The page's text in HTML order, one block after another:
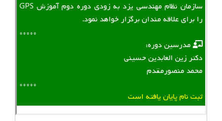
سازمان نظام مهندسی یزد به زودی دوره دوم آموزش GPS
را برای علاقه مندان برگزار خواهد نمود.
*****
‌ ‌ مدرسین دوره:
دکتر زین العابدین حسینی
محمد منصورمقدم
*****
ثبت نام پایان یافته است